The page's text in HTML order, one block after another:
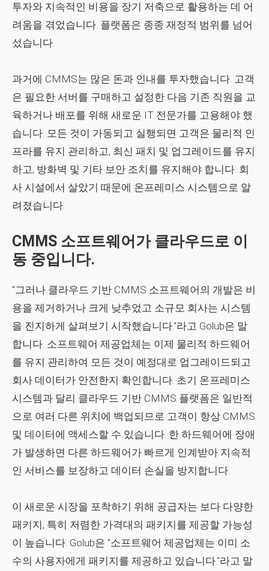
투자와 지속적인 비용을 장기 저축으로 활용하는 데 어
려움을 겪었습니다. 플랫폼은 종종 재정적 범위를 넘어
섰습니다.
과거에 CMMS는 많은 돈과 인내를 투자했습니다. 고객
은 필요한 서버를 구매하고 설정한 다음 기존 직원을 교
육하거나 배포를 위해 새로운 IT 전문가를 고용해야 했
습니다. 모든 것이 가동되고 실행되면 고객은 물리적 인
프라를 유지 관리하고, 최신 패치 및 업그레이드를 유지
하고, 방화벽 및 기타 보안 조치를 유지해야 합니다. 회
사 시설에서 살았기 때문에 온프레미스 시스템으로 알
려졌습니다.
CMMS 소프트웨어가 클라우드로 이
동 중입니다.
"그러나 클라우드 기반 CMMS 소프트웨어의 개발은 비
용을 제거하거나 크게 낮추었고 소규모 회사는 시스템
을 진지하게 살펴보기 시작했습니다."라고 Golub은 말
합니다. 소프트웨어 제공업체는 이제 물리적 하드웨어
를 유지 관리하여 모든 것이 예정대로 업그레이드되고
회사 데이터가 안전한지 확인합니다. 초기 온프레미스
시스템과 달리 클라우드 기반 CMMS 플랫폼은 일반적
으로 여러 다른 위치에 백업되므로 고객이 항상 CMMS
및 데이터에 액세스할 수 있습니다. 한 하드웨어에 장애
가 발생하면 다른 하드웨어가 빠르게 인계받아 지속적
인 서비스를 보장하고 데이터 손실을 방지합니다.
이 새로운 시장을 포착하기 위해 공급자는 보다 다양한
패키지, 특히 저렴한 가격대의 패키지를 제공할 가능성
이 높습니다. Golub은 "소프트웨어 제공업체는 이미 소
수의 사용자에게 패키지를 제공하고 있습니다."라고 말